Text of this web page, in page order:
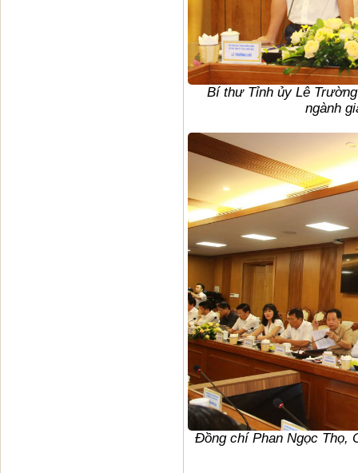
Bí thư Tỉnh ủy Lê
ngành
Đồng chí Phan Ngọc Thọ,